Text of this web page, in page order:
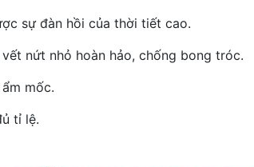
sự đàn hồi của thời tiết cao.
nứt nhỏ hoàn hảo, chống bong tróc.
mốc.
tỉ lệ.